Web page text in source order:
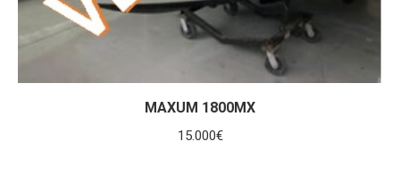
MAXUM 1800MX
15.000€